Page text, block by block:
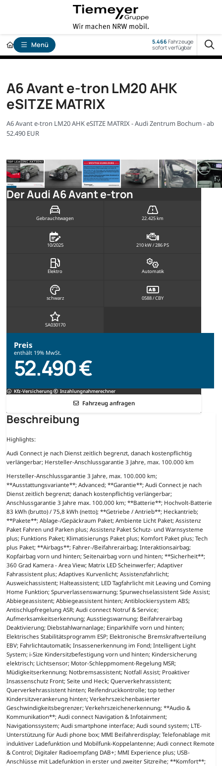
Menü 5.466Fahrzeuge
sofort verfügbar
A6 Avant e-tron LM20 AHK
eSITZE MATRIX
A6 Avant e-tron LM20 AHK eSITZE MATRIX - Audi Zentrum Bochum - ab
52.490 EUR
Der Audi A6 Avant e-tron
Gebrauchtwagen 22.425 km
10/2025 210 kW / 286 PS
Elektro Automatik
schwarz 0588 / CBY
SA030170
Preis
enthält 19% MwSt.
52.490 €
Kfz-Versicherung Inzahlungnahmerechner
Fahrzeug anfragen
Beschreibung
Highlights:
Audi Connect je nach Dienst zeitlich begrenzt, danach kostenpflichtig
verlängerbar; Hersteller-Anschlussgarantie 3 Jahre, max. 100.000 km
Hersteller-Anschlussgarantie 3 Jahre, max. 100.000 km;
**Ausstattungsvariante**; Advanced; **Garantie**; Audi Connect je nach
Dienst zeitlich begrenzt; danach kostenpflichtig verlängerbar;
Anschlussgarantie 3 Jahre max. 100.000 km; **Batterie**; Hochvolt-Batterie
83 kWh (brutto) / 75,8 kWh (netto); **Getriebe / Antrieb**; Heckantrieb;
**Pakete**; Ablage-/Gepäckraum Paket; Ambiente Licht Paket; Assistenz
Paket Fahren und Parken plus; Assistenz Paket Schutz- und Warnsysteme
plus; Funktions Paket; Klimatisierungs Paket plus; Komfort Paket plus; Tech
plus Paket; **Airbags**; Fahrer-/Beifahrerairbag; Interaktionsairbag;
Kopfairbag vorn und hinten; Seitenairbag vorn und hinten; **Sicherheit**;
360 Grad Kamera - Area View; Matrix LED Scheinwerfer; Adaptiver
Fahrassistent plus; Adaptives Kurvenlicht; Assistenzfahrlicht;
Ausweichassistent; Halteassistent; LED Tagfahrlicht mit Leaving und Coming
Home Funktion; Spurverlassenswarnung; Spurwechselassistent Side Assist;
Abbiegeassistent; Abbiegeassistent hinten; Antiblockiersystem ABS;
Antischlupfregelung ASR; Audi connect Notruf & Service;
Aufmerksamkeitserkennung; Ausstiegswarnung; Beifahrerairbag
Deaktivierung; Diebstahlwarnanlage; Einparkhilfe vorn und hinten;
Elektrisches Stabilitätsprogramm ESP; Elektronische Bremskraftverteilung
EBV; Fahrlichtautomatik; Insassenerkennung im Fond; Intelligent Light
System; i-Size Kindersitzbefestigung vorn und hinten; Kindersicherung
elektrisch; Lichtsensor; Motor-Schleppmoment-Regelung MSR;
Müdigkeitserkennung; Notbremsassistent; Notfall Assist; Proaktiver
Insassenschutz Front; Seite und Heck; Querverkehrassistent;
Querverkehrassistent hinten; Reifendruckkontrolle; top tether
Kindersitzverankerung hinten; Verkehrszeichenbasierter
Geschwindigkeitsbegrenzer; Verkehrszeichenerkennung; **Audio &
Kommunikation**; Audi connect Navigation & Infotainment;
Navigationssystem; Audi smartphone interface; Audi sound system; LTE-
Unterstützung für Audi phone box; MMI Beifahrerdisplay; Telefonablage mit
induktiver Ladefunktion und Mobilfunk-Koppelantenne; Audi connect Remote
& Control; Digitaler Radioempfang DAB+; MMI Experience plus; USB-
Anschlüsse mit Ladefunktion in erster und zweiter Sitzreihe; **Komfort**;